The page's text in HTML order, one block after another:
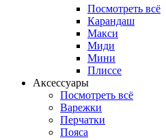
Посмотреть всё
Карандаш
Макси
Миди
Мини
Плиссе
Аксессуары
Посмотреть всё
Варежки
Перчатки
Пояса